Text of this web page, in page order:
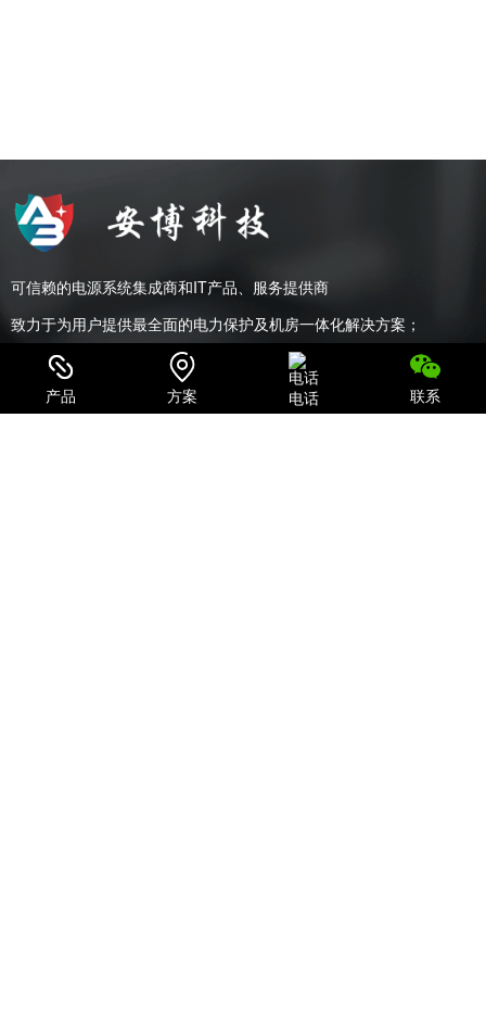
可信赖的电源系统集成商和IT产品、服务提供商
致力于为用户提供最全面的电力保护及机房一体化解决方案；
产品 方案 电话 联系